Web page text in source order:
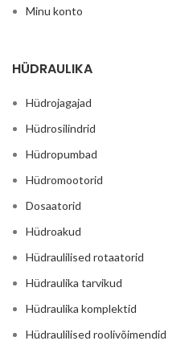
Minu konto
HÜDRAULIKA
Hüdrojagajad
Hüdrosilindrid
Hüdropumbad
Hüdromootorid
Dosaatorid
Hüdroakud
Hüdraulilised rotaatorid
Hüdraulika tarvikud
Hüdraulika komplektid
Hüdraulilised roolivõimendid